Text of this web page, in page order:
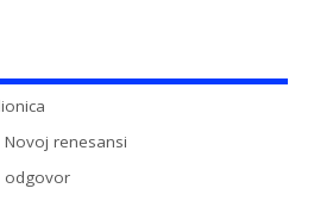
Novoj renesansi
odgovor